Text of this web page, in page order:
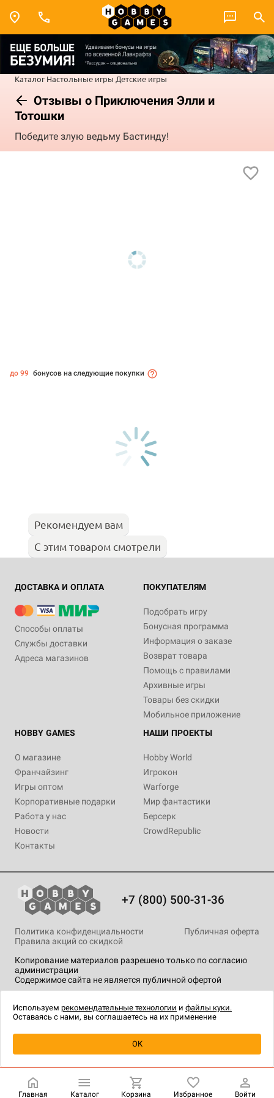
Каталог Настольные игры Детские игры
Отзывы о Приключения Элли и
Тотошки
Победите злую ведьму Бастинду!
Уведомить о наличии
до 99 бонусов на следующие покупки
Рекомендуем вам
С этим товаром смотрели
ДОСТАВКА И ОПЛАТА
Способы оплаты
Службы доставки
Адреса магазинов
ПОКУПАТЕЛЯМ
Подобрать игру
Бонусная программа
Информация о заказе
Возврат товара
Помощь с правилами
Архивные игры
Товары без скидки
Мобильное приложение
HOBBY GAMES
О магазине
Франчайзинг
Игры оптом
Корпоративные подарки
Работа у нас
Новости
Контакты
НАШИ ПРОЕКТЫ
Hobby World
Игрокон
Warforge
Мир фантастики
Берсерк
CrowdRepublic
+7 (800) 500-31-36
Копирование материалов разрешено только по согласию
администрации
Содержимое сайта не является публичной офертой
Политика конфиденциальности
Публичная оферта
Правила акций со скидкой
технологии.
Главная Каталог Корзина Избранное Войти
Используем рекомендательные технологии и файлы куки.
Оставаясь с нами, вы соглашаетесь на их применение
OK